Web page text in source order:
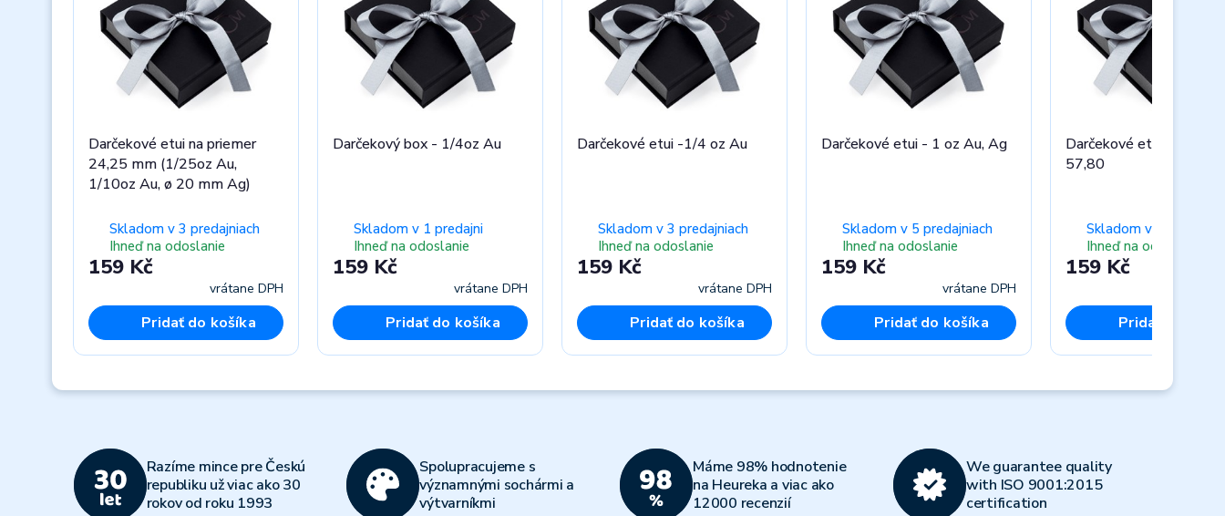
Darčekové etui na priemer
24,25 mm (1/25oz Au,
1/10oz Au, ø 20 mm Ag)
Skladom v 3 predajniach
Ihneď na odoslanie
159 Kč
vrátane DPH
Pridať do košíka
Darčekový box - 1/4oz Au
Skladom v 1 predajni
Ihneď na odoslanie
159 Kč
vrátane DPH
Pridať do košíka
Darčekové etui -1/4 oz Au
Skladom v 3 predajniach
Ihneď na odoslanie
159 Kč
vrátane DPH
Pridať do košíka
Darčekové etui - 1 oz Au, Ag
Skladom v 5 predajniach
Ihneď na odoslanie
159 Kč
vrátane DPH
Pridať do košíka
Darčekové etui na
57,80
Skladom v 2
Ihneď na odoslanie
159 Kč
Pridať do
Razíme mince pre Českú
republiku už viac ako 30
rokov od roku 1993
Spolupracujeme s
významnými sochármi a
výtvarníkmi
Máme 98% hodnotenie
na Heureka a viac ako
12000 recenzií
We guarantee quality
with ISO 9001:2015
certification